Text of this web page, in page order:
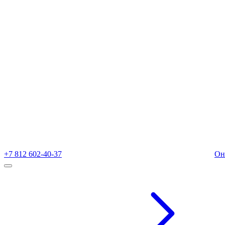
+7 812 602-40-37